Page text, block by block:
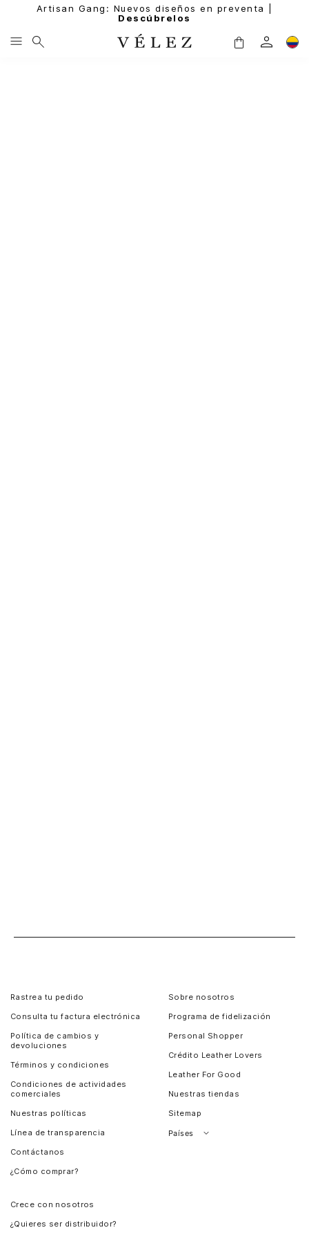
Artisan Gang: Nuevos diseños en preventa |
Descúbrelos
Rastrea tu pedido
Consulta tu factura electrónica
Política de cambios y
devoluciones
Términos y condiciones
Condiciones de actividades
comerciales
Nuestras políticas
Línea de transparencia
Contáctanos
¿Cómo comprar?
Sobre nosotros
Programa de fidelización
Personal Shopper
Crédito Leather Lovers
Leather For Good
Nuestras tiendas
Sitemap
Países
Crece con nosotros
¿Quieres ser distribuidor?